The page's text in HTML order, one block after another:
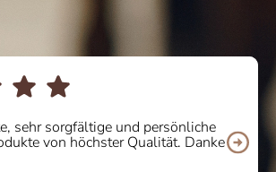
online ein paar Stiefel gekauft und der
war 10/10. Ich bin von der Qualität und
des Produkts begeistert. Werde ich auf